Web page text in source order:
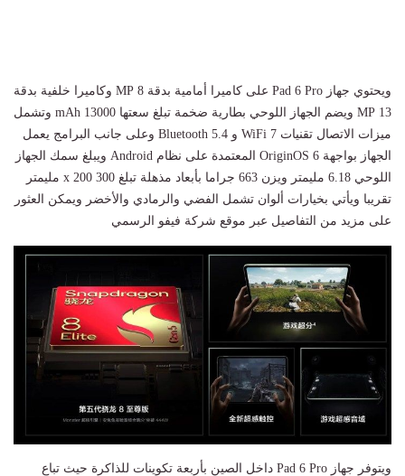
ويحتوي جهاز Pad 6 Pro على كاميرا أمامية بدقة 8 MP وكاميرا خلفية بدقة
13 MP ويضم الجهاز اللوحي بطارية ضخمة تبلغ سعتها 13000 mAh وتشمل
ميزات الاتصال تقنيات WiFi 7 و Bluetooth 5.4 وعلى جانب البرامج يعمل
الجهاز بواجهة OriginOS 6 المعتمدة على نظام Android ويبلغ سمك الجهاز
اللوحي 6.18 مليمتر ويزن 663 جراما بأبعاد مذهلة تبلغ 300 x 200 مليمتر
تقريبا ويأتي بخيارات ألوان تشمل الفضي والرمادي والأخضر ويمكن العثور
على مزيد من التفاصيل عبر موقع شركة فيفو الرسمي
ويتوفر جهاز Pad 6 Pro داخل الصين بأربعة تكوينات للذاكرة حيث تباع